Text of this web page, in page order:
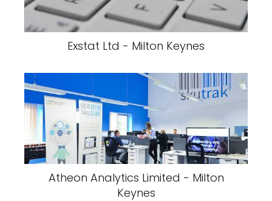
Exstat Ltd - Milton Keynes
Atheon Analytics Limited - Milton
Keynes